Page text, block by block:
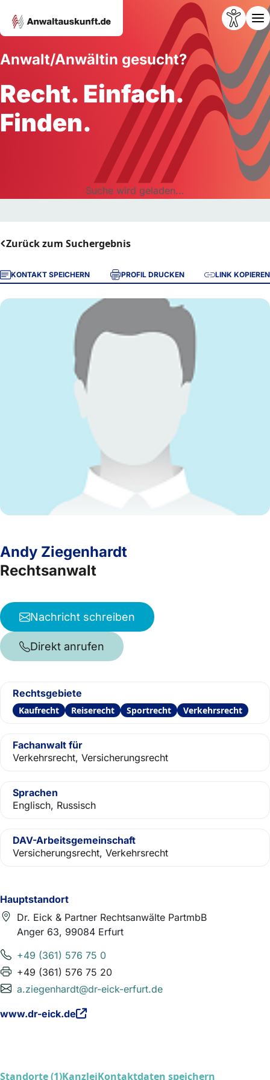
Anwalt/Anwältin gesucht?
Recht. Einfach.
Finden.
Suche wird geladen...
Zurück zum Suchergebnis
KONTAKT SPEICHERN PROFIL DRUCKEN LINK KOPIEREN
Hauptstandort
Dr. Eick & Partner Rechtsanwälte PartmbB
Anger 63, 99084 Erfurt
+49 (361) 576 75 0
+49 (361) 576 75 20
a.ziegenhardt@dr-eick-erfurt.de
www.dr-eick.de
Andy Ziegenhardt
Rechtsanwalt
Nachricht schreiben
Direkt anrufen
Rechtsgebiete
Kaufrecht Reiserecht Sportrecht Verkehrsrecht
Fachanwalt für
Verkehrsrecht, Versicherungsrecht
Sprachen
Englisch, Russisch
DAV-Arbeitsgemeinschaft
Versicherungsrecht, Verkehrsrecht
Standorte (1)KanzleiKontaktdaten speichern